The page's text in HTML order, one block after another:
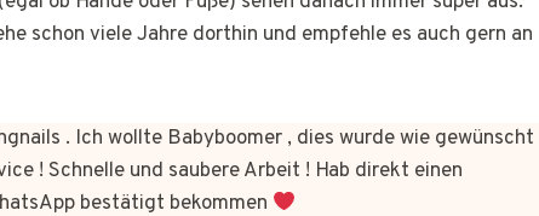
schon viele Jahre dorthin und empfehle es auch gern an
. Ich wollte Babyboomer , dies wurde wie gewünscht
! Schnelle und saubere Arbeit ! Hab direkt einen
bestätigt bekommen